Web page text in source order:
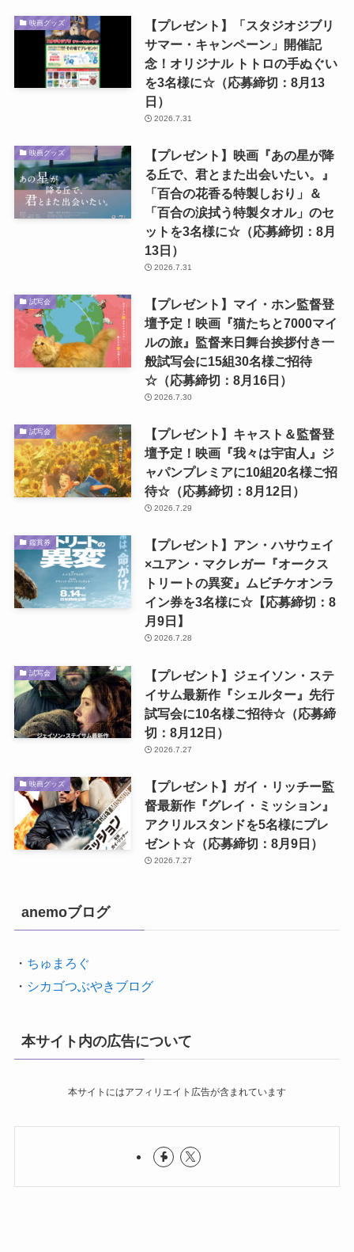
映画グッズ
【プレゼント】「スタジオジブリ
サマー・キャンペーン」開催記
念！オリジナル トトロの手ぬぐい
を3名様に☆（応募締切：8月13
日）
2026.7.31
映画グッズ
【プレゼント】映画『あの星が降
る丘で、君とまた出会いたい。』
「百合の花香る特製しおり」＆
「百合の涙拭う特製タオル」のセ
ットを3名様に☆（応募締切：8月
13日）
2026.7.31
試写会
【プレゼント】マイ・ホン監督登
壇予定！映画『猫たちと7000マイ
ルの旅』監督来日舞台挨拶付き一
般試写会に15組30名様ご招待
☆（応募締切：8月16日）
2026.7.30
試写会
【プレゼント】キャスト＆監督登
壇予定！映画『我々は宇宙人』ジ
ャパンプレミアに10組20名様ご招
待☆（応募締切：8月12日）
2026.7.29
鑑賞券
【プレゼント】アン・ハサウェイ
×ユアン・マクレガー『オークス
トリートの異変』ムビチケオンラ
イン券を3名様に☆【応募締切：8
月9日】
2026.7.28
試写会
【プレゼント】ジェイソン・ステ
イサム最新作『シェルター』先行
試写会に10名様ご招待☆（応募締
切：8月12日）
2026.7.27
映画グッズ
【プレゼント】ガイ・リッチー監
督最新作『グレイ・ミッション』
アクリルスタンドを5名様にプレ
ゼント☆（応募締切：8月9日）
2026.7.27
anemoブログ
・ ちゅまろぐ
・ シカゴつぶやきブログ
本サイト内の広告について
本サイトにはアフィリエイト広告が含まれています